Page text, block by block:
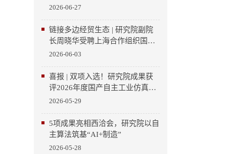
京大学重庆大数据研究院二期合
2026-06-27
链接多边经贸生态 | 研究院副院
长周晓华受聘上海合作组织国家
多功能经贸平台智库专业顾问
2026-06-03
喜报 | 双项入选！研究院成果获
评2026年度国产自主工业仿真软
件典型案例
2026-05-29
5项成果亮相西洽会，研究院以自
主算法筑基“AI+制造”
2026-05-28